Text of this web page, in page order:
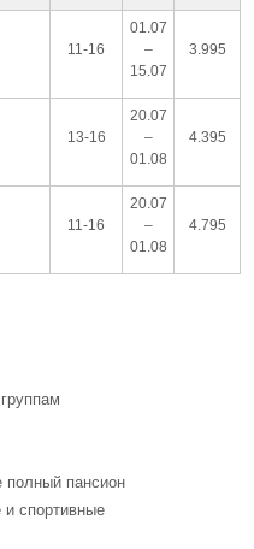
11-16
01.07
–
15.07
3.995
13-16
20.07
–
01.08
4.395
11-16
20.07
–
01.08
4.795
полный пансион
и спортивные